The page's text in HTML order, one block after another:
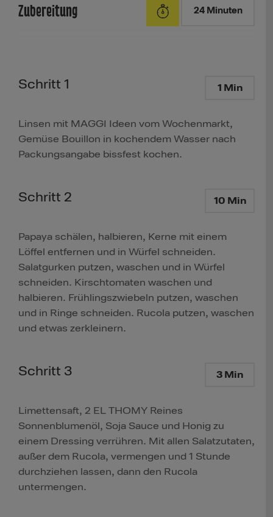
Zubereitung 24 Minuten
Schritt 1 1 Min
Linsen mit MAGGI Ideen vom Wochenmarkt,
Gemüse Bouillon in kochendem Wasser nach
Packungsangabe bissfest kochen.
Schritt 2 10 Min
Papaya schälen, halbieren, Kerne mit einem
Löffel entfernen und in Würfel schneiden.
Salatgurken putzen, waschen und in Würfel
schneiden. Kirschtomaten waschen und
halbieren. Frühlingszwiebeln putzen, waschen
und in Ringe schneiden. Rucola putzen, waschen
und etwas zerkleinern.
Schritt 3 3 Min
Limettensaft, 2 EL THOMY Reines
Sonnenblumenöl, Soja Sauce und Honig zu
einem Dressing verrühren. Mit allen Salatzutaten,
außer dem Rucola, vermengen und 1 Stunde
durchziehen lassen, dann den Rucola
untermengen.